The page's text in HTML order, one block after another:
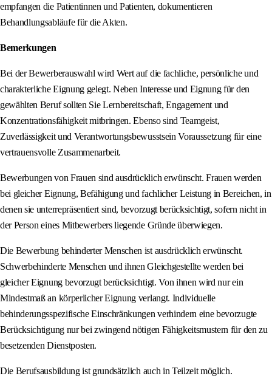
empfangen die Patientinnen und Patienten, dokumentieren
Behandlungsabläufe für die Akten.
Bemerkungen
Bei der Bewerberauswahl wird Wert auf die fachliche, persönliche und
charakterliche Eignung gelegt. Neben Interesse und Eignung für den
gewählten Beruf sollten Sie Lernbereitschaft, Engagement und
Konzentrationsfähigkeit mitbringen. Ebenso sind Teamgeist,
Zuverlässigkeit und Verantwortungsbewusstsein Voraussetzung für eine
vertrauensvolle Zusammenarbeit.
Bewerbungen von Frauen sind ausdrücklich erwünscht. Frauen werden
bei gleicher Eignung, Befähigung und fachlicher Leistung in Bereichen, in
denen sie unterrepräsentiert sind, bevorzugt berücksichtigt, sofern nicht in
der Person eines Mitbewerbers liegende Gründe überwiegen.
Die Bewerbung behinderter Menschen ist ausdrücklich erwünscht.
Schwerbehinderte Menschen und ihnen Gleichgestellte werden bei
gleicher Eignung bevorzugt berücksichtigt. Von ihnen wird nur ein
Mindestmaß an körperlicher Eignung verlangt. Individuelle
behinderungsspezifische Einschränkungen verhindern eine bevorzugte
Berücksichtigung nur bei zwingend nötigen Fähigkeitsmustern für den zu
besetzenden Dienstposten.
Die Berufsausbildung ist grundsätzlich auch in Teilzeit möglich.